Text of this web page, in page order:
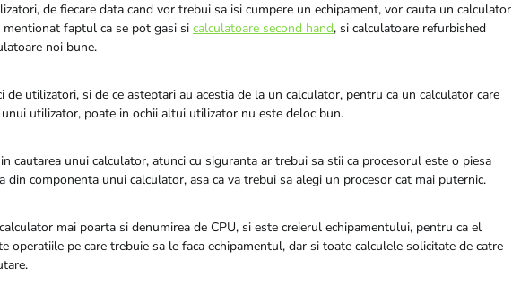
de fiecare data cand vor trebui sa isi cumpere un echipament, vor cauta un calculator
mentionat faptul ca se pot gasi si calculatoare second hand, si calculatoare refurbished
noi bune.
de utilizatori, si de ce asteptari au acestia de la un calculator, pentru ca un calculator care
utilizator, poate in ochii altui utilizator nu este deloc bun.
cautarea unui calculator, atunci cu siguranta ar trebui sa stii ca procesorul este o piesa
din componenta unui calculator, asa ca va trebui sa alegi un procesor cat mai puternic.
mai poarta si denumirea de CPU, si este creierul echipamentului, pentru ca el
operatiile pe care trebuie sa le faca echipamentul, dar si toate calculele solicitate de catre